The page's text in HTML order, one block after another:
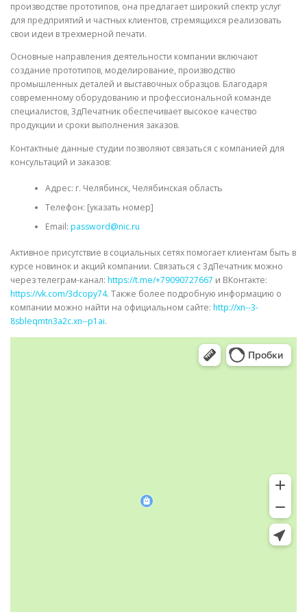
производстве прототипов, она предлагает широкий спектр услуг
для предприятий и частных клиентов, стремящихся реализовать
свои идеи в трехмерной печати.
Основные направления деятельности компании включают
создание прототипов, моделирование, производство
промышленных деталей и выставочных образцов. Благодаря
современному оборудованию и профессиональной команде
специалистов, 3дПечатник обеспечивает высокое качество
продукции и сроки выполнения заказов.
Контактные данные студии позволяют связаться с компанией для
консультаций и заказов:
Адрес: г. Челябинск, Челябинская область
Телефон: [указать номер]
Email: password@nic.ru
Активное присутствие в социальных сетях помогает клиентам быть в
курсе новинок и акций компании. Связаться с 3дПечатник можно
через телеграм-канал: https://t.me/+79090727667 и ВКонтакте:
https://vk.com/3dcopy74. Также более подробную информацию о
компании можно найти на официальном сайте: http://xn--3-
8sbleqmtn3a2c.xn--p1ai.